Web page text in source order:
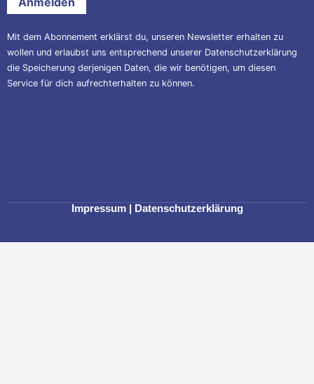
Mit dem Abonnement erklärst du, unseren Newsletter erhalten zu
wollen und erlaubst uns entsprechend unserer Datenschutzerklärung
die Speicherung derjenigen Daten, die wir benötigen, um diesen
Service für dich aufrechterhalten zu können.
Impressum| Datenschutzerklärung